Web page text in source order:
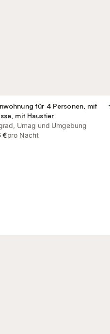
für 4 Personen, mit
mit Haustier
Umag und Umgebung
€pro Nacht